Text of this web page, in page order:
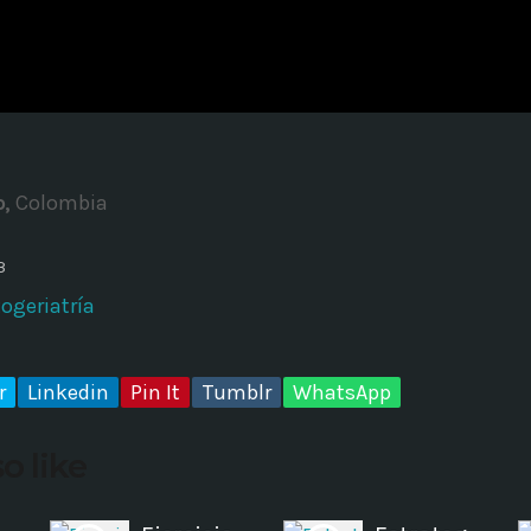
Time
Colombia
Linkedin Pin It Tumblr WhatsApp